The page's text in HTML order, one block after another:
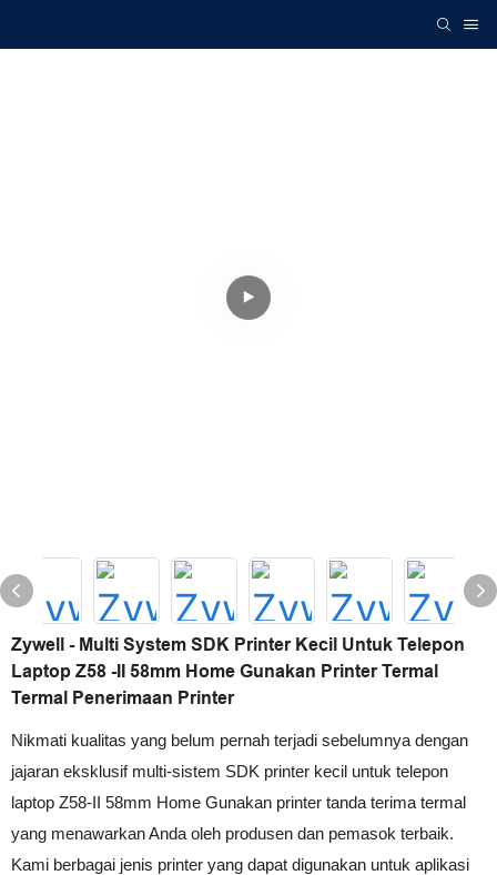
Zywell - Multi System SDK Printer Kecil Untuk Telepon
Laptop Z58 -II 58mm Home Gunakan Printer Termal
Termal Penerimaan Printer
Nikmati kualitas yang belum pernah terjadi sebelumnya dengan
jajaran eksklusif multi-sistem SDK printer kecil untuk telepon
laptop Z58-II 58mm Home Gunakan printer tanda terima termal
yang menawarkan Anda oleh produsen dan pemasok terbaik.
Kami berbagai jenis printer yang dapat digunakan untuk aplikasi